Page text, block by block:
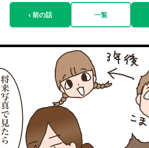
‹ 前の話 一覧